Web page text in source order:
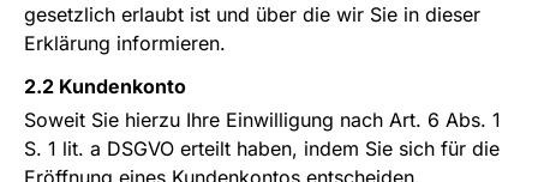
gesetzlich erlaubt ist und über die wir Sie in dieser
Erklärung informieren.
2.2 Kundenkonto
Soweit Sie hierzu Ihre Einwilligung nach Art. 6 Abs. 1
S. 1 lit. a DSGVO erteilt haben, indem Sie sich für die
Eröffnung eines Kundenkontos entscheiden,